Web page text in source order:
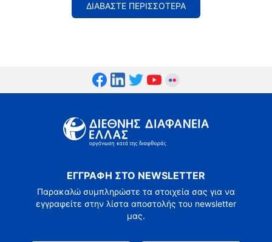
ΔΙΑΒΑΣΤΕ ΠΕΡΙΣΣΟΤΕΡΑ
ΕΓΓΡΑΦΗ ΣΤΟ NEWSLETTER
Παρακαλώ συμπληρώστε τα στοιχεία σας για να
εγγραφείτε στην λίστα αποστολής του newsletter
μας.